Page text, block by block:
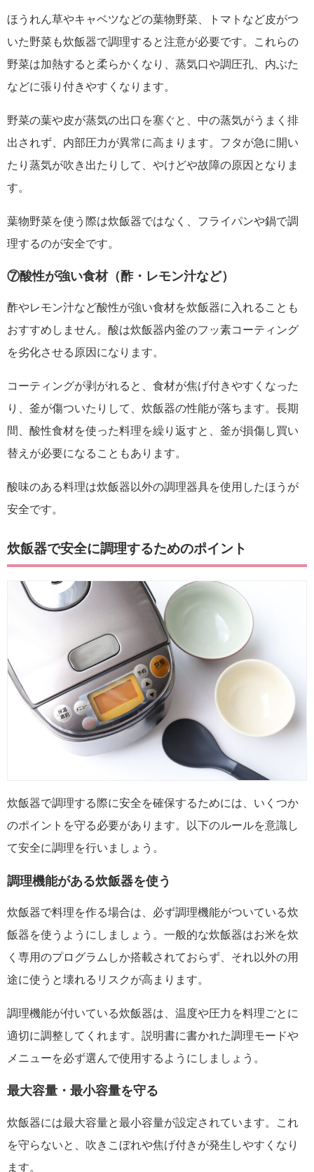
ほうれん草やキャベツなどの葉物野菜、トマトなど皮がつ
いた野菜も炊飯器で調理すると注意が必要です。これらの
野菜は加熱すると柔らかくなり、蒸気口や調圧孔、内ぶた
などに張り付きやすくなります。
野菜の葉や皮が蒸気の出口を塞ぐと、中の蒸気がうまく排
出されず、内部圧力が異常に高まります。フタが急に開い
たり蒸気が吹き出たりして、やけどや故障の原因となりま
す。
葉物野菜を使う際は炊飯器ではなく、フライパンや鍋で調
理するのが安全です。
⑦酸性が強い食材（酢・レモン汁など）
酢やレモン汁など酸性が強い食材を炊飯器に入れることも
おすすめしません。酸は炊飯器内釜のフッ素コーティング
を劣化させる原因になります。
コーティングが剥がれると、食材が焦げ付きやすくなった
り、釜が傷ついたりして、炊飯器の性能が落ちます。長期
間、酸性食材を使った料理を繰り返すと、釜が損傷し買い
替えが必要になることもあります。
酸味のある料理は炊飯器以外の調理器具を使用したほうが
安全です。
炊飯器で安全に調理するためのポイント
炊飯器で調理する際に安全を確保するためには、いくつか
のポイントを守る必要があります。以下のルールを意識し
て安全に調理を行いましょう。
調理機能がある炊飯器を使う
炊飯器で料理を作る場合は、必ず調理機能がついている炊
飯器を使うようにしましょう。一般的な炊飯器はお米を炊
く専用のプログラムしか搭載されておらず、それ以外の用
途に使うと壊れるリスクが高まります。
調理機能が付いている炊飯器は、温度や圧力を料理ごとに
適切に調整してくれます。説明書に書かれた調理モードや
メニューを必ず選んで使用するようにしましょう。
最大容量・最小容量を守る
炊飯器には最大容量と最小容量が設定されています。これ
を守らないと、吹きこぼれや焦げ付きが発生しやすくなり
ます。